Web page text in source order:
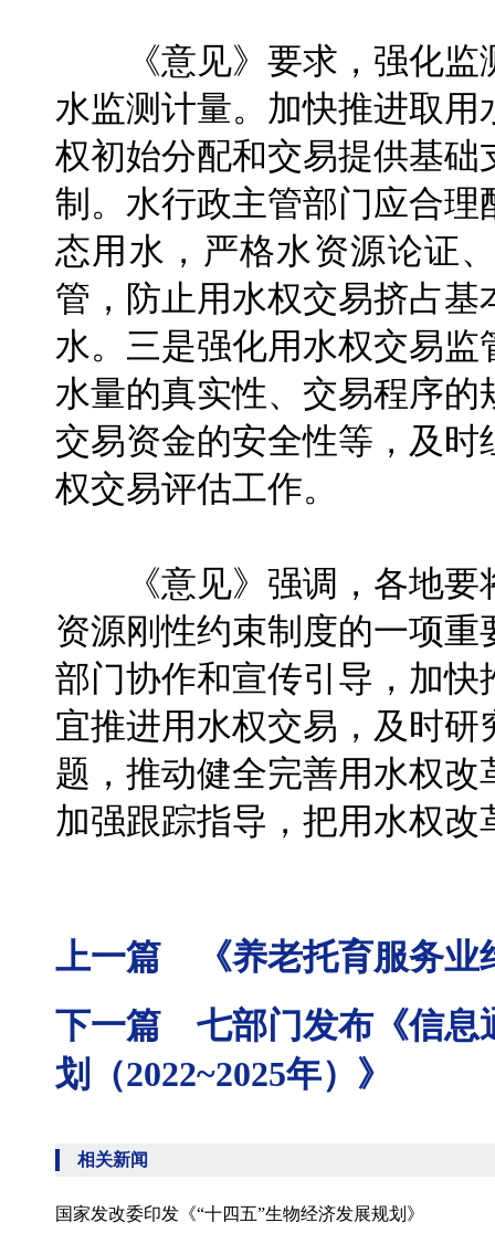
《意见》要求，强化监
水监测计量。加快推进取
权初始分配和交易提供基
制。水行政主管部门应合
态用水，严格水资源论证
管，防止用水权交易挤占
水。三是强化用水权交易
水量的真实性、交易程序
交易资金的安全性等，及
权交易评估工作。
《意见》强调，各地要
资源刚性约束制度的一项
部门协作和宣传引导，加
宜推进用水权交易，及时
题，推动健全完善用水权
加强跟踪指导，把用水权
上一篇 《养老托育服务业
下一篇 七部门发布《信息
划（2022~2025年）》
相关新闻
国家发改委印发《“十四五”生物经济发展规划》